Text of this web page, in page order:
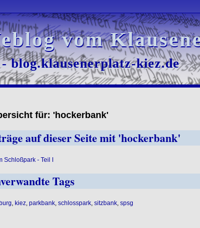
vom
vom
blog.klausenerplatz-kiez.de
blog.klausenerplatz-kiez.de
für: 'hockerbank'
auf dieser Seite mit 'hockerbank'
Schloßpark - Teil I
Tags
kiez, parkbank, schlosspark, sitzbank, spsg